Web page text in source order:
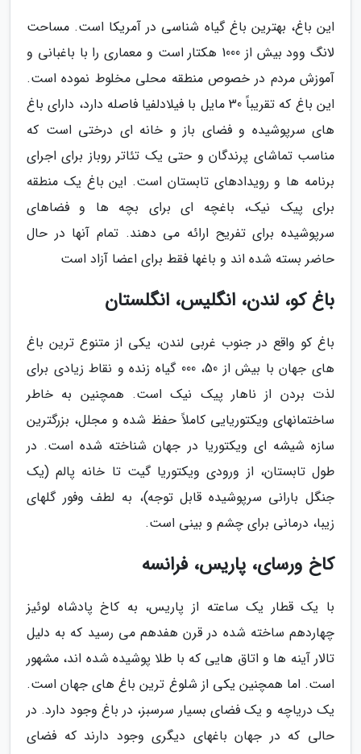
این باغ، بهترین باغ گیاه شناسی در آمریکا است. مساحت
لانگ وود بیش از 1000 هکتار است و معماری را با باغبانی و
آموزش مردم در خصوص منطقه محلی مخلوط نموده است.
این باغ که تقریباً 30 مایل با فیلادلفیا فاصله دارد، دارای باغ
های سرپوشیده و فضای باز و خانه ای درختی است که
مناسب تماشای پرندگان و حتی یک تئاتر روباز برای اجرای
برنامه ها و رویدادهای تابستان است. این باغ یک منطقه
برای پیک نیک، باغچه ای برای بچه ها و فضاهای
سرپوشیده برای تفریح ارائه می دهند. تمام آنها در حال
حاضر بسته شده اند و باغها فقط برای اعضا آزاد است
باغ کو، لندن، انگلیس، انگلستان
باغ کو واقع در جنوب غربی لندن، یکی از متنوع ترین باغ
های جهان با بیش از 50، 000 گیاه زنده و نقاط زیادی برای
لذت بردن از ناهار پیک نیک است. همچنین به خاطر
ساختمانهای ویکتوریایی کاملاً حفظ شده و مجلل، بزرگترین
سازه شیشه ای ویکتوریا در جهان شناخته شده است. در
طول تابستان، از ورودی ویکتوریا گیت تا خانه پالم (یک
جنگل بارانی سرپوشیده قابل توجه)، به لطف وفور گلهای
زیبا، درمانی برای چشم و بینی است.
کاخ ورسای، پاریس، فرانسه
با یک قطار یک ساعته از پاریس، به کاخ پادشاه لوئیز
چهاردهم ساخته شده در قرن هفدهم می رسید که به دلیل
تالار آینه ها و اتاق هایی که با طلا پوشیده شده اند، مشهور
است. اما همچنین یکی از شلوغ ترین باغ های جهان است.
یک دریاچه و یک فضای بسیار سرسبز، در باغ وجود دارد. در
حالی که در جهان باغهای دیگری وجود دارند که فضای